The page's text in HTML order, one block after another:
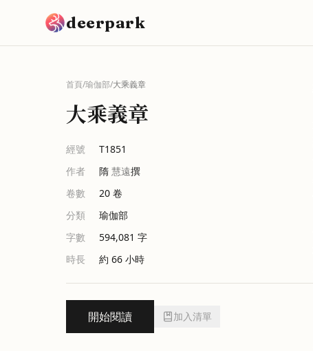
deerpark
首頁/瑜伽部/大乘義章
大乘義章
經號
T1851
作者
隋 慧遠撰
卷數
20 卷
分類
瑜伽部
字數
594,081 字
時長
約 66 小時
開始閱讀 加入清單